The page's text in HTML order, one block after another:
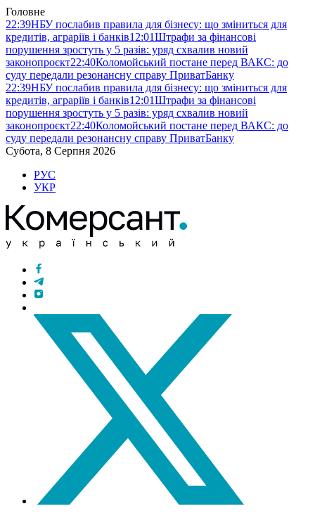
Головне
22:39НБУ послабив правила для бізнесу: що зміниться для
кредитів, аграріїв і банків12:01Штрафи за фінансові
порушення зростуть у 5 разів: уряд схвалив новий
законопроєкт22:40Коломойський постане перед ВАКС: до
суду передали резонансну справу ПриватБанку
22:39НБУ послабив правила для бізнесу: що зміниться для
кредитів, аграріїв і банків12:01Штрафи за фінансові
порушення зростуть у 5 разів: уряд схвалив новий
законопроєкт22:40Коломойський постане перед ВАКС: до
суду передали резонансну справу ПриватБанку
Субота, 8 Серпня 2026
РУС
УКР